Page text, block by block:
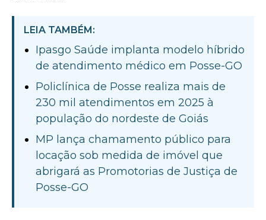
LEIA TAMBÉM:
Ipasgo Saúde implanta modelo híbrido
de atendimento médico em Posse-GO
Policlínica de Posse realiza mais de
230 mil atendimentos em 2025 à
população do nordeste de Goiás
MP lança chamamento público para
locação sob medida de imóvel que
abrigará as Promotorias de Justiça de
Posse-GO